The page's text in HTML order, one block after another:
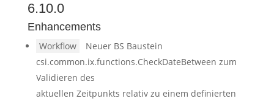
6.10.0
Enhancements
Workflow
Neuer BS Baustein
csi.common.ix.functions.CheckDateBetween zum
Validieren des
aktuellen Zeitpunkts relativ zu einem definierten